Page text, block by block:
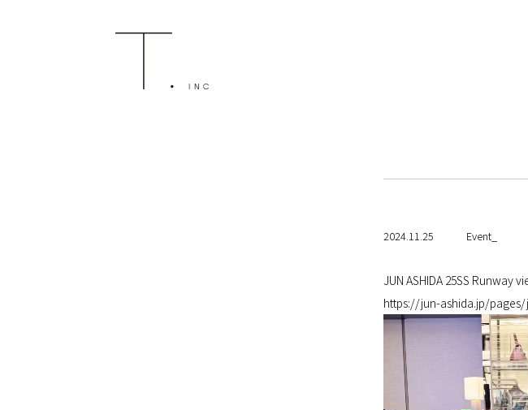
2024.11.25 Event_
JUN ASHIDA 25SS Runway
https://jun-ashida.jp/